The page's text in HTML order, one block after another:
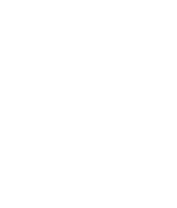
一、
二、